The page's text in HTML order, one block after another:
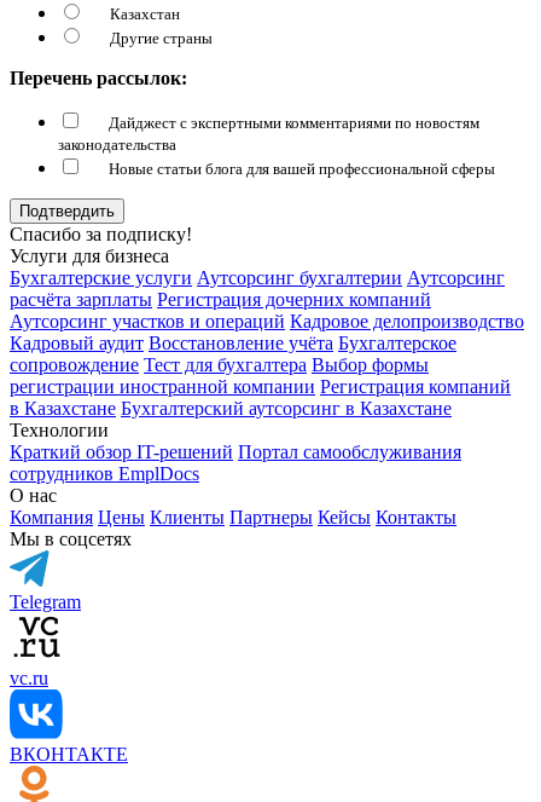
Казахстан
Другие страны
Перечень рассылок:
Дайджест с экспертными комментариями по новостям
законодательства
Новые статьи блога для вашей профессиональной сферы
Подтвердить
Спасибо за подписку!
Услуги для бизнеса
Бухгалтерские услуги Аутсорсинг бухгалтерии Аутсорсинг
расчёта зарплаты Регистрация дочерних компаний
Аутсорсинг участков и операций Кадровое делопроизводство
Кадровый аудит Восстановление учёта Бухгалтерское
сопровождение Тест для бухгалтера Выбор формы
регистрации иностранной компании Регистрация компаний
в Казахстане Бухгалтерский аутсорсинг в Казахстане
Технологии
Краткий обзор IT-решений Портал самообслуживания
сотрудников EmplDocs
О нас
Компания Цены Клиенты Партнеры Кейсы Контакты
Мы в соцсетях
Telegram
vc.ru
ВКОНТАКТЕ